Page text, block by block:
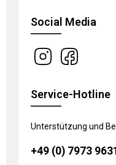
Social Media
Service-Hotline
Unterstützung und
+49 (0) 7973